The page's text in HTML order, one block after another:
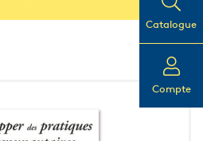
Catalogue
Compte